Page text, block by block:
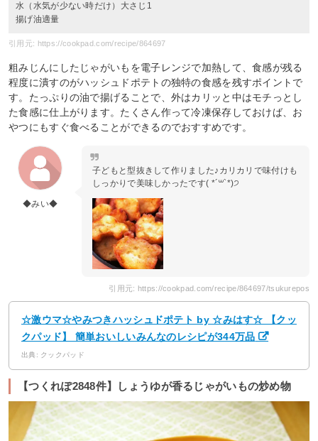
水（水気が少ない時だけ）大さじ1
揚げ油適量
引用元: https://cookpad.com/recipe/864697
粗みじんにしたじゃがいもを電子レンジで加熱して、食感が残る
程度に潰すのがハッシュドポテトの独特の食感を残すポイントで
す。たっぷりの油で揚げることで、外はカリッと中はモチっとし
た食感に仕上がります。たくさん作って冷凍保存しておけば、お
やつにもすぐ食べることができるのでおすすめです。
◆みい◆
子どもと型抜きして作りました♪カリカリで味付けも
しっかりで美味しかったです( *´꒳`*)੭
引用元: https://cookpad.com/recipe/864697/tsukurepos
☆激ウマ☆やみつきハッシュドポテト by ☆みはす☆ 【クッ
クパッド】 簡単おいしいみんなのレシピが344万品
出典: クックパッド
【つくれぽ2848件】しょうゆが香るじゃがいもの炒め物